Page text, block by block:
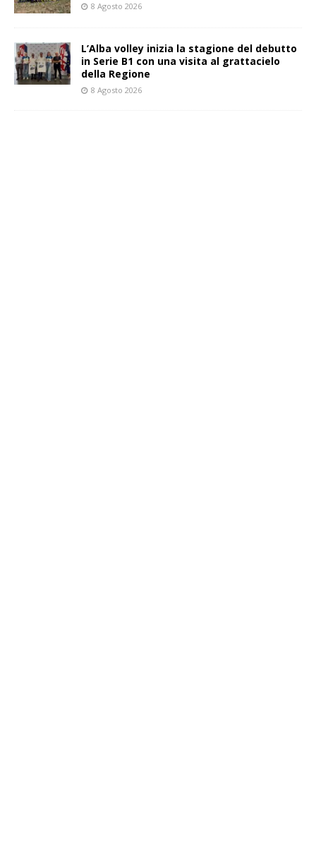
8 Agosto 2026
L’Alba volley inizia la stagione del debutto
in Serie B1 con una visita al grattacielo
della Regione
8 Agosto 2026